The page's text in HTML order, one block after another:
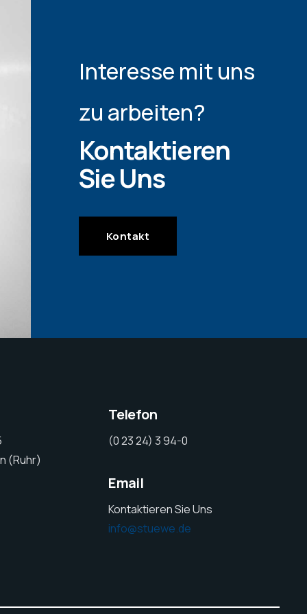
Interesse mit uns
zu arbeiten?
Kontaktieren
Sie Uns
Kontakt
(Ruhr)
Telefon
(0 23 24) 3 94-0
Email
Kontaktieren Sie Uns
info@stuewe.de